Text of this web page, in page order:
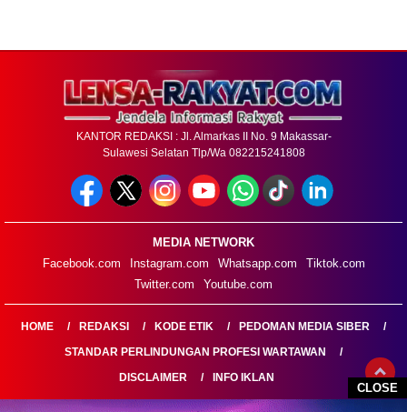
CLOSE
KANTOR REDAKSI : Jl. Almarkas II No. 9 Makassar-
Sulawesi Selatan Tlp/Wa 082215241808
MEDIA NETWORK
Facebook.com
Instagram.com Whatsapp.com
Tiktok.com
Twitter.com
Youtube.com
HOME REDAKSI KODE ETIK
PEDOMAN MEDIA SIBER
STANDAR PERLINDUNGAN PROFESI WARTAWAN
DISCLAIMER
INFO IKLAN